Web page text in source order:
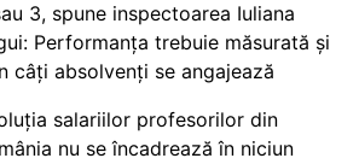
3, spune inspectoarea Iuliana
Performanța trebuie măsurată și
câți absolvenți se angajează
salariilor profesorilor din
nu se încadrează în niciun